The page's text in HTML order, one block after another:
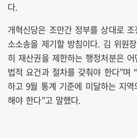
다.
개혁신당은 조만간 정부를 상대로
소소송을 제기할 방침이다. 김 위원
히 재산권을 제한하는 행정처분은
법적 요건과 절차를 갖춰야 한다”며
하고 9월 통계 기준에 미달하는 지
해야 한다”고 말했다.